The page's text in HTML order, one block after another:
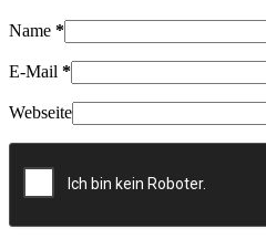
Name *
E-Mail *
Webseite